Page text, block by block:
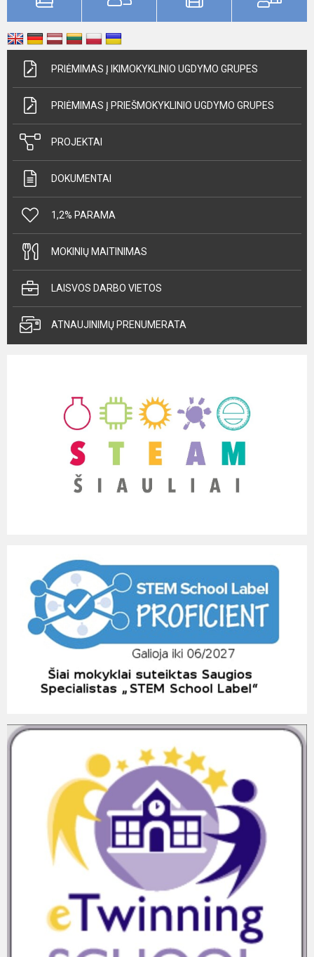
PRIĖMIMAS Į IKIMOKYKLINIO UGDYMO GRUPES
PRIĖMIMAS Į PRIEŠMOKYKLINIO UGDYMO GRUPES
PROJEKTAI
DOKUMENTAI
1,2% PARAMA
MOKINIŲ MAITINIMAS
LAISVOS DARBO VIETOS
ATNAUJINIMŲ PRENUMERATA